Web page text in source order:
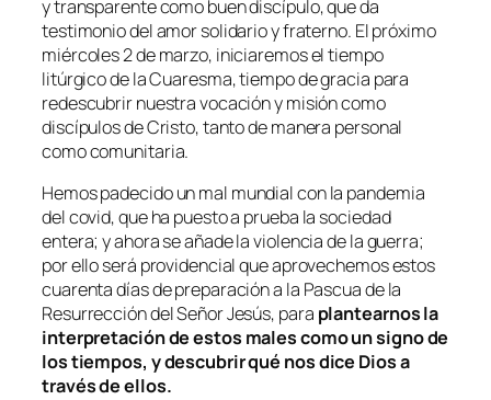
y transparente como buen discípulo, que da
testimonio del amor solidario y fraterno. El próximo
miércoles 2 de marzo, iniciaremos el tiempo
litúrgico de la Cuaresma, tiempo de gracia para
redescubrir nuestra vocación y misión como
discípulos de Cristo, tanto de manera personal
como comunitaria.
Hemos padecido un mal mundial con la pandemia
del covid, que ha puesto a prueba la sociedad
entera; y ahora se añade la violencia de la guerra;
por ello será providencial que aprovechemos estos
cuarenta días de preparación a la Pascua de la
Resurrección del Señor Jesús, para plantearnos la
interpretación de estos males como un signo de
los tiempos, y descubrir qué nos dice Dios a
través de ellos.